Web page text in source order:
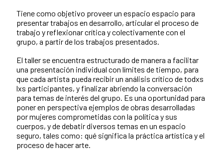
Tiene como objetivo proveer un espacio espacio para
presentar trabajos en desarrollo, articular el proceso de
trabajo y reflexionar crítica y colectivamente con el
grupo, a partir de los trabajos presentados.
El taller se encuentra estructurado de manera a facilitar
una presentación individual con límites de tiempo, para
que cada artista pueda recibir un análisis crítico de todxs
lxs participantes, y finalizar abriendo la conversación
para temas de interés del grupo. Es una oportunidad para
poner en perspectiva ejemplos de obras desarrolladas
por mujeres comprometidas con la política y sus
cuerpos, y de debatir diversos temas en un espacio
seguro, tales como: qué significa la práctica artística y el
proceso de hacer arte.